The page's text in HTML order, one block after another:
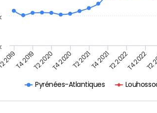
Pyrénées-Atlantiques
2019T4 2019T2 2020T4 2020T2 2021T4 2021T2 2022T4 2022T2